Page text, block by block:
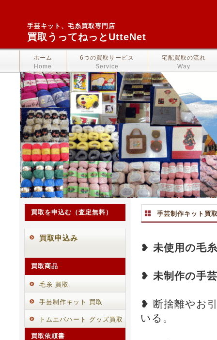
手芸キット、毛糸買取専門店
買取うってねっとUtteNet
ホーム
Home
6つの買取サービス
Service
宅配買取の流れ
Way
手芸制作キット買
❥ 未使用の毛糸
❥ 未制作の手
❥ 断捨離やお
いる。
買取を申込む（査定無料）
買取申込み
買取商品
毛糸 買取
手芸制作キット 買取
トムエバハート グッズ買取
買取依頼書